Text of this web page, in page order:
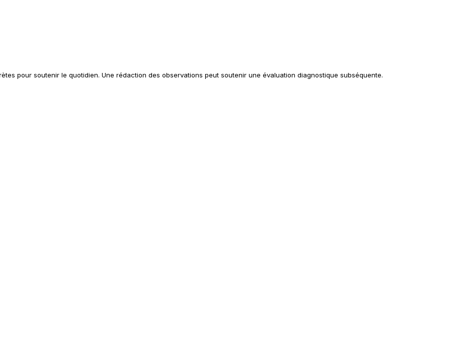
pour soutenir le quotidien. Une rédaction des observations peut soutenir une évaluation diagnostique subséquente.